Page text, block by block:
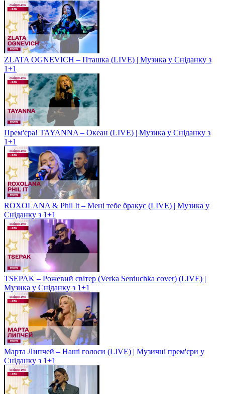
ZLATA OGNEVICH – Пташка (LIVE) | Музика у Сніданку з
1+1
Прем'єра! TAYANNA – Океан (LIVE) | Музика у Сніданку з
1+1
ROXOLANA & Phil It – Мені тебе бракує (LIVE) | Музика у
Сніданку з 1+1
TSEPAK – Рожевий світер (Verka Serduchka cover) (LIVE) |
Музика у Сніданку з 1+1
Марта Липчей – Наші голоси (LIVE) | Музичні прем'єри у
Сніданку з 1+1